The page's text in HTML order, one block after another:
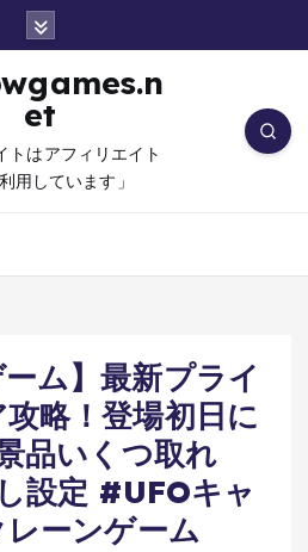
et
トはアフィリエイト
用しています」
ーム】最新プライ
略！登場初日に
品いくつ取れ
設定 #UFOキャ
ーンゲーム